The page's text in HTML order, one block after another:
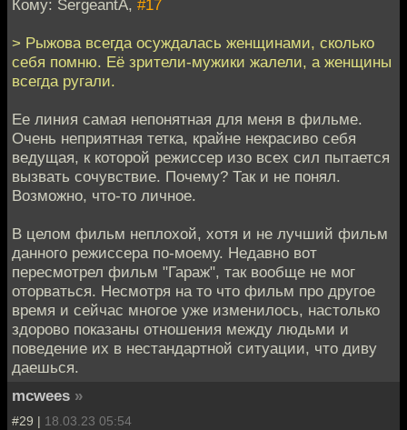
Кому: SergeantA, #17
> Рыжова всегда осуждалась женщинами, сколько
себя помню. Её зрители-мужики жалели, а женщины
всегда ругали.
Ее линия самая непонятная для меня в фильме.
Очень неприятная тетка, крайне некрасиво себя
ведущая, к которой режиссер изо всех сил пытается
вызвать сочувствие. Почему? Так и не понял.
Возможно, что-то личное.
В целом фильм неплохой, хотя и не лучший фильм
данного режиссера по-моему. Недавно вот
пересмотрел фильм "Гараж", так вообще не мог
оторваться. Несмотря на то что фильм про другое
время и сейчас многое уже изменилось, настолько
здорово показаны отношения между людьми и
поведение их в нестандартной ситуации, что диву
даешься.
mcwees »
#29 | 18.03.23 05:54